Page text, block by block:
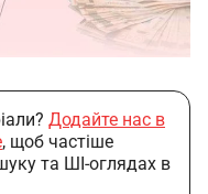
Додайте нас в
, щоб частіше
та ШІ-оглядах в